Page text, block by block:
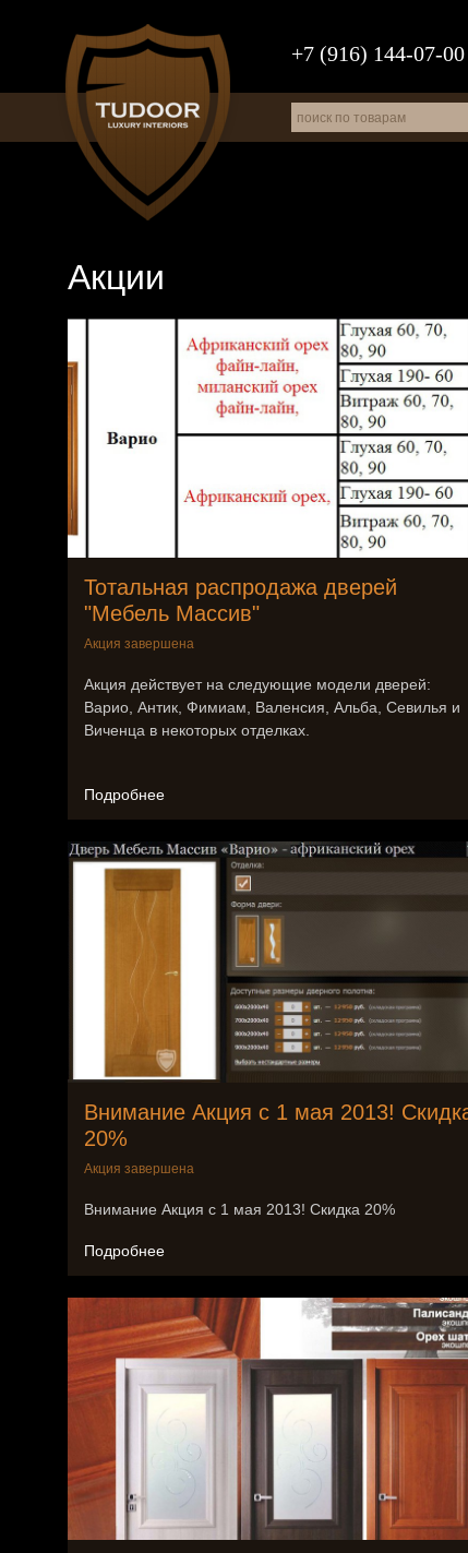
+7 (916) 144-07-00
Акции
Тотальная распродажа дверей
"Мебель Массив"
Акция завершена
Акция действует на следующие модели дверей:
Варио, Антик, Фимиам, Валенсия, Альба, Севилья и
Виченца в некоторых отделках.
Подробнее
Внимание Акция c 1 мая 2013!
20%
Акция завершена
Внимание Акция c 1 мая 2013! Скидка 20%
Подробнее